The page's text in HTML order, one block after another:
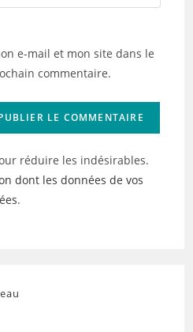
e-mail et mon site dans le
commentaire.
réduire les indésirables.
dont les données de vos
.